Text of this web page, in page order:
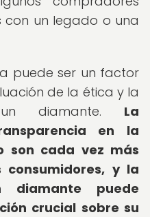
un legado o una
puede ser un factor
de la ética y la
diamante. La
en la
son cada vez más
y la
diamante puede
crucial sobre su